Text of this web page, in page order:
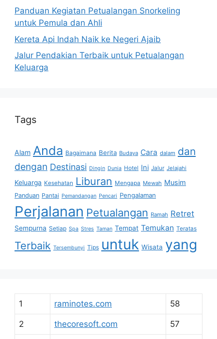
Panduan Kegiatan Petualangan Snorkeling
untuk Pemula dan Ahli
Kereta Api Indah Naik ke Negeri Ajaib
Jalur Pendakian Terbaik untuk Petualangan
Keluarga
Tags
Alam Anda Bagaimana Berita Budaya Cara dalam dan
dengan Destinasi Dingin Dunia Hotel Ini Jalur Jelajahi
Keluarga Kesehatan Liburan Mengapa Mewah Musim
Panduan Pantai Pemandangan Pencari Pengalaman
Perjalanan Petualangan Ramah Retret
Sempurna Setiap Spa Stres Taman Tempat Temukan Teratas
Terbaik Tersembunyi Tips untuk Wisata yang
1 raminotes.com 58
2 thecoresoft.com 57